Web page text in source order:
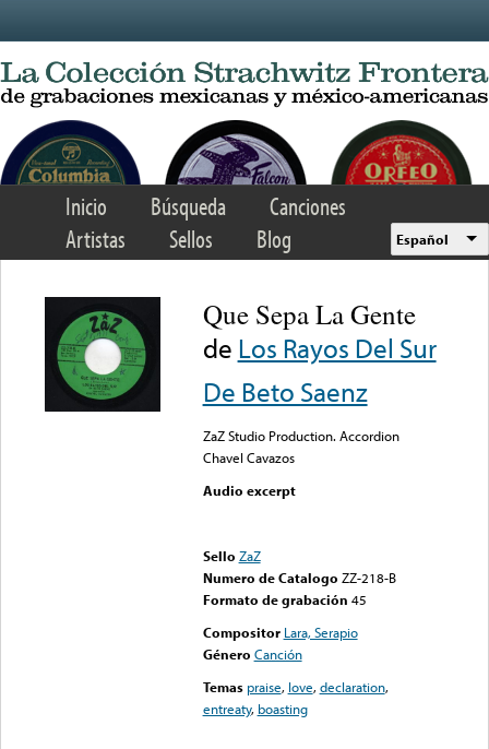
Inicio Búsqueda
Canciones
Artistas
Sellos Blog Español
Que Sepa La Gente
de Los Rayos Del Sur
De Beto Saenz
ZaZ Studio Production. Accordion
Chavel Cavazos
Audio excerpt
Sello ZaZ
Numero de Catalogo ZZ-218-B
Formato de grabación 45
Compositor Lara, Serapio
Género Canción
Temas praise, love,declaration,
entreaty, boasting